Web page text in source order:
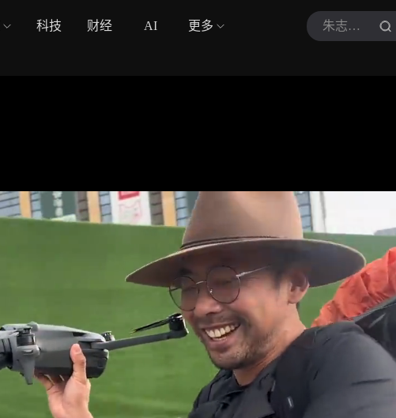
科技 财经 AI 更多 朱志文环球骑行